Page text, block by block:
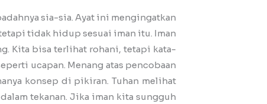
sia-sia. Ayat ini mengingatkan
tidak hidup sesuai iman itu. Iman
Kita bisa terlihat rohani, tetapi kata-
ucapan. Menang atas pencobaan
konsep di pikiran. Tuhan melihat
tekanan. Jika iman kita sungguh